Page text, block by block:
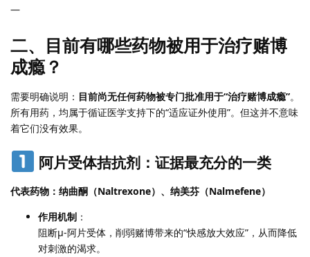
—
二、目前有哪些药物被用于治疗赌博
成瘾？
需要明确说明： 目前尚无任何药物被专门批准用于“治疗赌博成瘾”。
所有用药，均属于循证医学支持下的“适应证外使用”。但这并不意味
着它们没有效果。
阿片受体拮抗剂：证据最充分的一类
代表药物：纳曲酮（Naltrexone）、纳美芬（Nalmefene）
作用机制 ：
阻断μ-阿片受体，削弱赌博带来的“快感放大效应”，从而降低
对刺激的渴求。